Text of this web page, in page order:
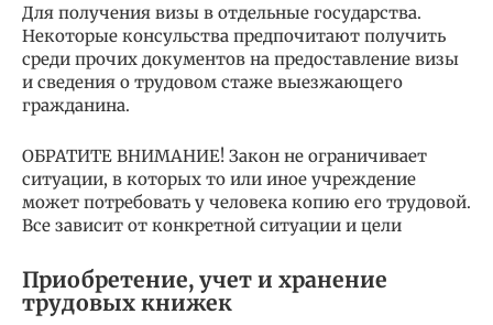
Для получения визы в отдельные государства.
Некоторые консульства предпочитают получить
среди прочих документов на предоставление визы
и сведения о трудовом стаже выезжающего
гражданина.
ОБРАТИТЕ ВНИМАНИЕ! Закон не ограничивает
ситуации, в которых то или иное учреждение
может потребовать у человека копию его трудовой.
Все зависит от конкретной ситуации и цели
Приобретение, учет и хранение
трудовых книжек